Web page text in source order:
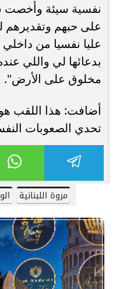
نفسية سيئة
على حبهم وتقديرهم
عليا نفسيا من داخلي
بدعائها لي واللي
مخلوق على الأرض".
أضافت: هذا اللقب
تحدي الصعوبات
مروة اللبنانية